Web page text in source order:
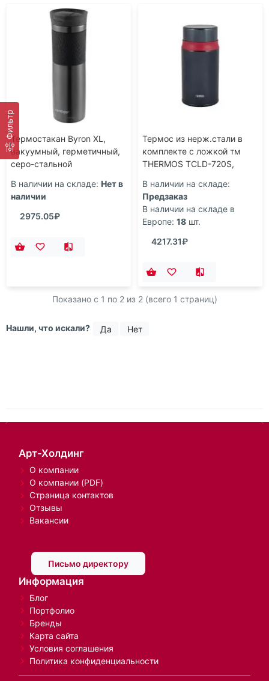
ФильтрТермостакан Byron XL,
вакуумный, герметичный,
серо-стальной
В наличии на складе: Нет в
наличии
2975.05₽
Термос из нерж.стали в
комплекте с ложкой тм
THERMOS TCLD-720S,
В наличии на складе:
Предзаказ
В наличии на складе в
Европе: 18 шт.
4217.31₽
Показано с 1 по 2из 2 (всего 1 страниц)
Нашли, что искали? Да Нет
Арт-Холдинг
О компании
О компании (PDF)
Страница контактов
Отзывы
Вакансии
Письмо директору
Информация
Блог
Портфолио
Бренды
Карта сайта
Условия соглашения
Политика конфиденциальности